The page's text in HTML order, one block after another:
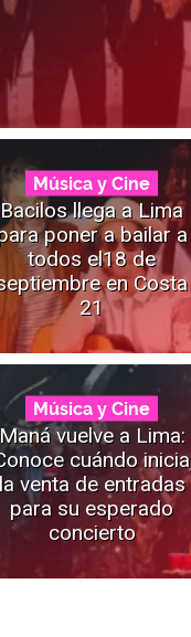
Música y Cine
Bacilos llega a Lima
poner a bailar a
todos el18 de
en Costa
21
Música y Cine
Maná vuelve a Lima:
cuándo inicia
la venta de entradas
para su esperado
concierto